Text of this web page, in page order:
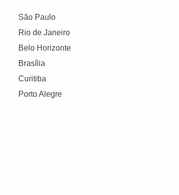
São Paulo
Rio de Janeiro
Belo Horizonte
Brasília
Curitiba
Porto Alegre